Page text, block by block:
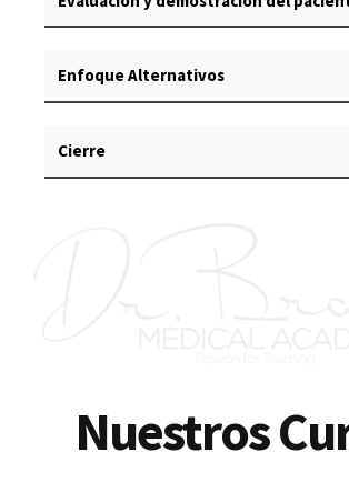
Enfoque Alternativos
Cierre
Nuestros